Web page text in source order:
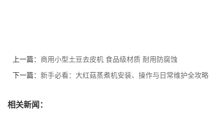
上一篇： 商用小型土豆去皮机 食品级材质 耐用防腐蚀
下一篇： 新手必看：大红菇蒸煮机安装、操作与日常维护全攻略
相关新闻：